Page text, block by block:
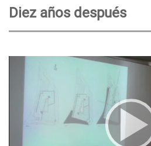
Diez años después